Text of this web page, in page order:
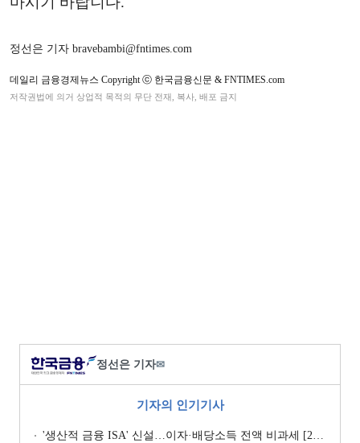
정선은 기자 bravebambi@fntimes.com
데일리 금융경제뉴스 Copyright ⓒ 한국금융신문 & FNTIMES.com
저작권법에 의거 상업적 목적의 무단 전재, 복사, 배포 금지
정선은 기자✉
기자의 인기기사
'생산적 금융 ISA' 신설…이자·배당소득 전액 비과세 [2026 세제개편안]